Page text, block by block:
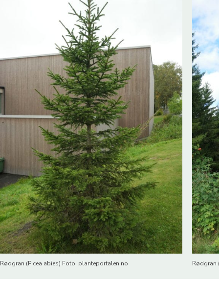
Rødgran (Picea abies) Foto: planteportalen.no Rødgran